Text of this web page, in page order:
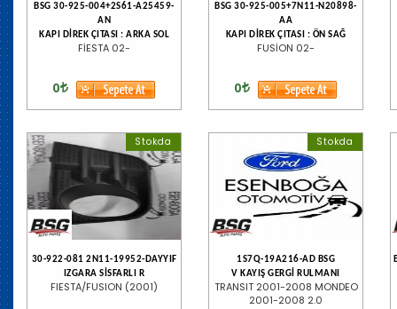
BSG 30-925-004+2S61-A25459-
AN
KAPI DİREK ÇITASI : ARKA SOL
FİESTA 02-
0
BSG 30-925-005+7N11-N20898-
AA
KAPI DİREK ÇITASI : ÖN SAĞ
FUSİON 02-
0
Stokda
30-922-081 2N11-19952-DAYYIF
IZGARA SİSFARLI R
FIESTA/FUSION (2001)
Stokda
1S7Q-19A216-AD BSG
V KAYIŞ GERGİ RULMANI
TRANSIT 2001-2008 MONDEO
2001-2008 2.0